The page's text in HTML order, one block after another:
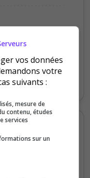
Jeudi Vendredi
vos données
votre
suivants :
mesure de
contenu, études
services
sur un